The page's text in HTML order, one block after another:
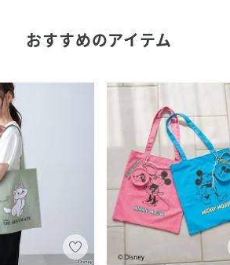
おすすめのアイテム